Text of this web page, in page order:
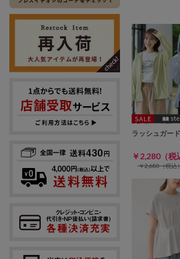
ラッシュガー
￥2,280（税
￥2,680（税込